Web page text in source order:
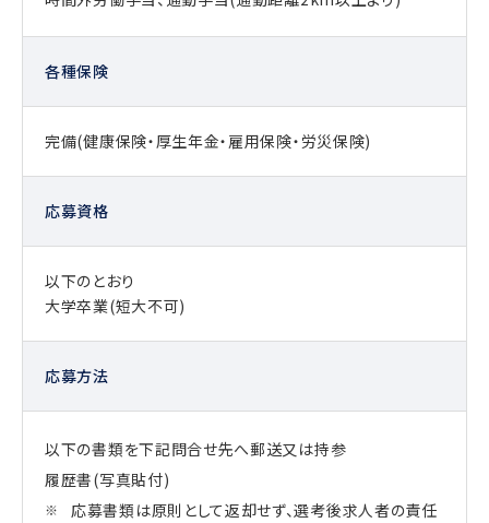
各種保険
完備(健康保険・厚生年金・雇用保険・労災保険)
応募資格
以下のとおり
大学卒業(短大不可)
応募方法
以下の書類を下記問合せ先へ郵送又は持参
履歴書(写真貼付)
応募書類は原則として返却せず、選考後求人者の責任